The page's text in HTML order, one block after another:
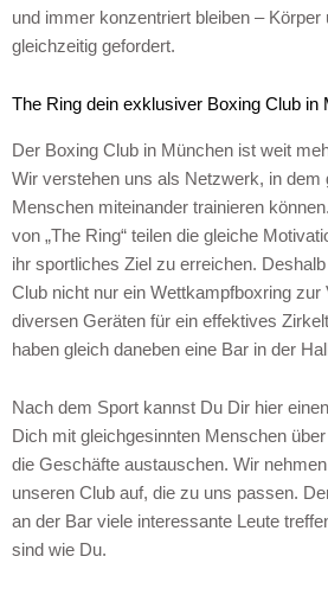
und immer konzentriert bleiben – Körper
gleichzeitig gefordert.
The Ring dein exklusiver Boxing Club in
Der Boxing Club in München ist weit
Wir verstehen uns als Netzwerk, in dem
Menschen miteinander trainieren
von „The Ring“ teilen die gleiche
ihr sportliches Ziel zu erreichen.
Club nicht nur ein Wettkampfboxring zur
diversen Geräten für ein effektives
haben gleich daneben eine Bar in der
Nach dem Sport kannst Du Dir hier
Dich mit gleichgesinnten Menschen
die Geschäfte austauschen. Wir
unseren Club auf, die zu uns passen.
an der Bar viele interessante Leute
sind wie Du.